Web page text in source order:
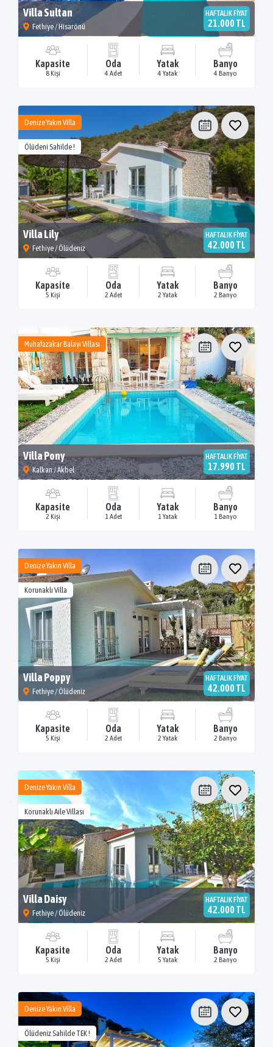
Villa Sultan
Fethiye / Hisarönü
HAFTALIK FİYAT
21.000 TL
Kapasite
8 Kişi
Oda
4 Adet
Yatak
4 Yatak
Banyo
4 Banyo
Denize Yakın Villa
Ölüdeni Sahilde !
Villa Lily
Fethiye / Ölüdeniz
HAFTALIK FİYAT
42.000 TL
Kapasite
5 Kişi
Oda
2 Adet
Yatak
2 Yatak
Banyo
2 Banyo
Muhafazakar Balayı Villası
Villa Pony
Kalkan / Akbel
HAFTALIK FİYAT
17.990 TL
Kapasite
2 Kişi
Oda
1 Adet
Yatak
1 Yatak
Banyo
1 Banyo
Denize Yakın Villa
Korunaklı Villa
Villa Poppy
Fethiye / Ölüdeniz
HAFTALIK FİYAT
42.000 TL
Kapasite
5 Kişi
Oda
2 Adet
Yatak
2 Yatak
Banyo
2 Banyo
Denize Yakın Villa
Korunaklı Aile Villası
Villa Daisy
Fethiye / Ölüdeniz
HAFTALIK FİYAT
42.000 TL
Kapasite
5 Kişi
Oda
2 Adet
Yatak
5 Yatak
Banyo
2 Banyo
Denize Yakın Villa
Ölüdeniz Sahilde TEK !